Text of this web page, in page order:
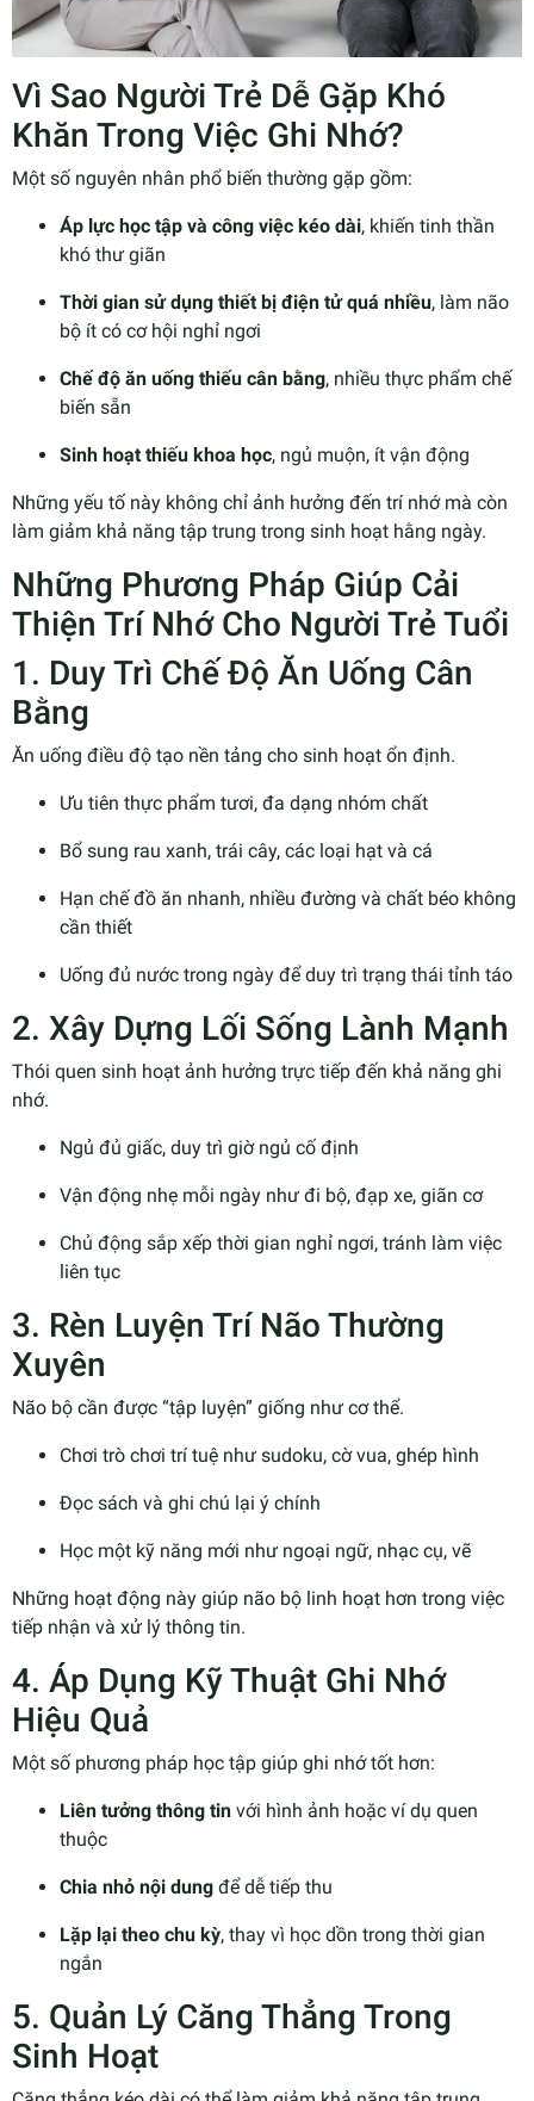
Vì Sao Người Trẻ Dễ Gặp Khó
Khăn Trong Việc Ghi Nhớ?
Một số nguyên nhân phổ biến thường gặp gồm:
Áp lực học tập và công việc kéo dài, khiến tinh thần
khó thư giãn
Thời gian sử dụng thiết bị điện tử quá nhiều, làm não
bộ ít có cơ hội nghỉ ngơi
Chế độ ăn uống thiếu cân bằng, nhiều thực phẩm chế
biến sẵn
Sinh hoạt thiếu khoa học, ngủ muộn, ít vận động
Những yếu tố này không chỉ ảnh hưởng đến trí nhớ mà còn
làm giảm khả năng tập trung trong sinh hoạt hằng ngày.
Những Phương Pháp Giúp Cải
Thiện Trí Nhớ Cho Người Trẻ Tuổi
1. Duy Trì Chế Độ Ăn Uống Cân
Bằng
Ăn uống điều độ tạo nền tảng cho sinh hoạt ổn định.
Ưu tiên thực phẩm tươi, đa dạng nhóm chất
Bổ sung rau xanh, trái cây, các loại hạt và cá
Hạn chế đồ ăn nhanh, nhiều đường và chất béo không
cần thiết
Uống đủ nước trong ngày để duy trì trạng thái tỉnh táo
2. Xây Dựng Lối Sống Lành Mạnh
Thói quen sinh hoạt ảnh hưởng trực tiếp đến khả năng ghi
nhớ.
Ngủ đủ giấc, duy trì giờ ngủ cố định
Vận động nhẹ mỗi ngày như đi bộ, đạp xe, giãn cơ
Chủ động sắp xếp thời gian nghỉ ngơi, tránh làm việc
liên tục
3. Rèn Luyện Trí Não Thường
Xuyên
Não bộ cần được “tập luyện” giống như cơ thể.
Chơi trò chơi trí tuệ như sudoku, cờ vua, ghép hình
Đọc sách và ghi chú lại ý chính
Học một kỹ năng mới như ngoại ngữ, nhạc cụ, vẽ
Những hoạt động này giúp não bộ linh hoạt hơn trong việc
tiếp nhận và xử lý thông tin.
4. Áp Dụng Kỹ Thuật Ghi Nhớ
Hiệu Quả
Một số phương pháp học tập giúp ghi nhớ tốt hơn:
Liên tưởng thông tin với hình ảnh hoặc ví dụ quen
thuộc
Chia nhỏ nội dung để dễ tiếp thu
Lặp lại theo chu kỳ, thay vì học dồn trong thời gian
ngắn
5. Quản Lý Căng Thẳng Trong
Sinh Hoạt